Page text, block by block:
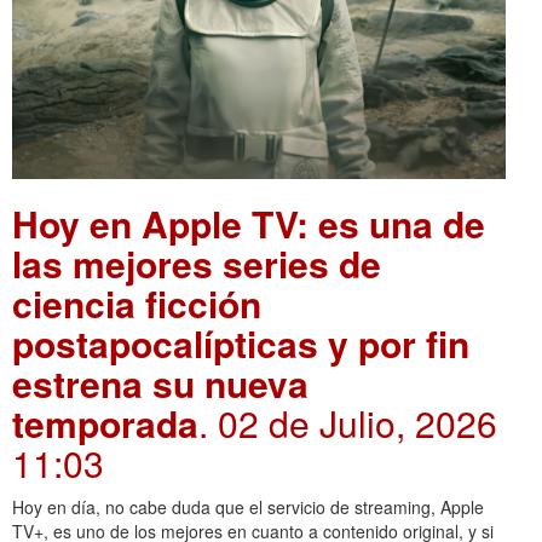
Hoy en Apple TV: es una de
las mejores series de
ciencia ficción
postapocalípticas y por fin
estrena su nueva
temporada. 02 de Julio, 2026
11:03
Hoy en día, no cabe duda que el servicio de streaming, Apple
TV+, es uno de los mejores en cuanto a contenido original, y si